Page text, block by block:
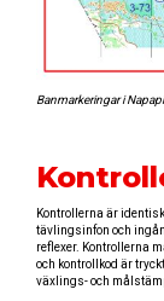
Banmarkeringar i
Kontrollerna är
tävlingsinfon och
reflexer. Kontrollerna
och kontrollkod är
växlings- och